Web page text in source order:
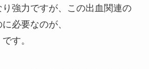
強力ですが、この出血関連の
必要なのが、
す。